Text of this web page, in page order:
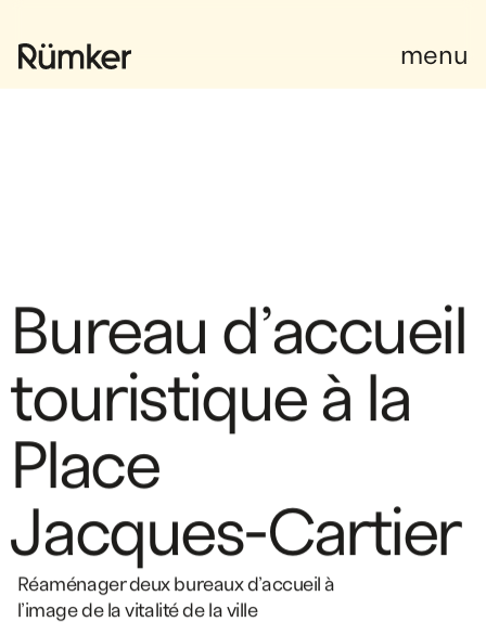
menu
Bureau d’accuei
touristique à a
Pl ace
Jacques-Cartier
Réaménager deux bureaux d’accueil à
l’image de la vitalité de la ville